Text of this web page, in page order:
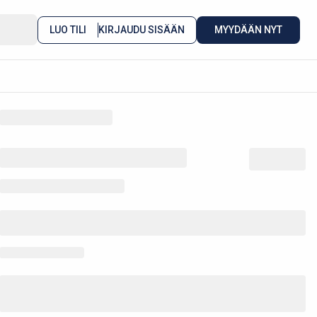
LUO TILI KIRJAUDU SISÄÄN MYYDÄÄN NYT